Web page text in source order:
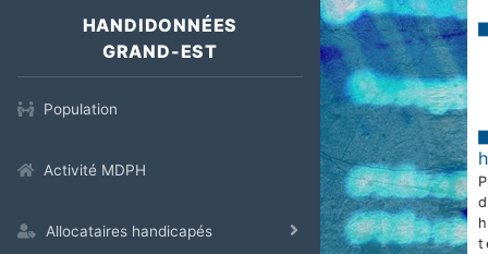
HANDIDONNÉES
GRAND-EST
Population
Activité MDPH
Allocataires handicapés